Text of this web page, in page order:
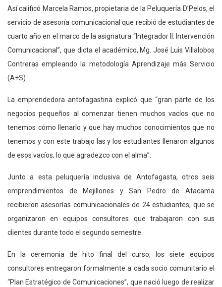
Así calificó Marcela Ramos, propietaria de la Peluquería D’Pelos, el
servicio de asesoría comunicacional que recibió de estudiantes de
cuarto año en el marco de la asignatura “Integrador II: Intervención
Comunicacional”, que dicta el académico, Mg. José Luis Villalobos
Contreras empleando la metodología Aprendizaje más Servicio
(A+S).
La emprendedora antofagastina explicó que “gran parte de los
negocios pequeños al comenzar tienen muchos vacíos que no
tenemos cómo llenarlo y que hay muchos conocimientos que no
tenemos y con este trabajo las y los estudiantes llenaron algunos
de esos vacíos, lo que agradezco con el alma”.
Junto a esta peluquería inclusiva de Antofagasta, otros seis
emprendimientos de Mejillones y San Pedro de Atacama
recibieron asesorías comunicacionales de 24 estudiantes, que se
organizaron en equipos consultores que trabajaron con sus
clientes durante todo el segundo semestre.
En la ceremonia de hito final del curso, los siete equipos
consultores entregaron formalmente a cada socio comunitario el
“Plan Estratégico de Comunicaciones”, que nació luego de realizar